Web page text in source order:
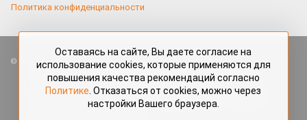
Политика конфиденциальности
Все права защищены. Любые материалы, размещённые на портале
«Красраб.ру» сотрудниками редакции, нештатными авторами
и читателями, являются объектами авторского права. Полное или
частичное использование материалов, размещённых на портале
«Красраб.ру», допускается только с письменного согласия редакции
Оставаясь на сайте, Вы даете согласие на
использование cookies, которые применяются для
повышения качества рекомендаций согласно
Политике . Отказаться от cookies, можно через
настройки Вашего браузера.